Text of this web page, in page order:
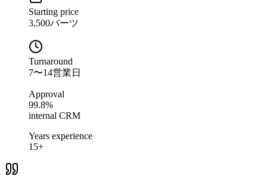
Starting price
3,500バーツ
Turnaround
7〜14営業日
Approval
99.8%
internal CRM
Years experience
15+